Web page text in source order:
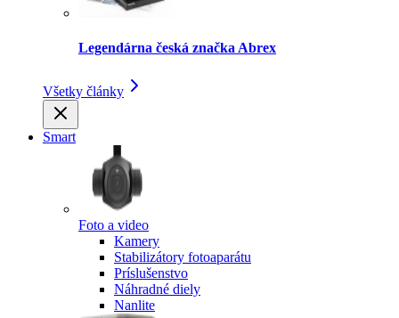
Legendárna česká značka Abrex
Všetky články
Smart
Foto a video
Kamery
Stabilizátory fotoaparátu
Príslušenstvo
Náhradné diely
Nanlite